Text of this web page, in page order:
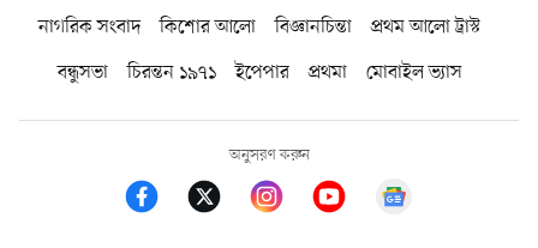
নাগরিক সংবাদ কিশোর আলো বিজ্ঞানচিন্তা
প্রথম আলো ট্রাস্ট
বন্ধুসভা
চিরন্তন ১৯৭১ ইপেপার প্রথমা মোবাইল ভ্যাস
অনুসরণ করুন